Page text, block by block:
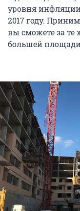
уровня инфляции
2017 году.
вы сможете за те
большей